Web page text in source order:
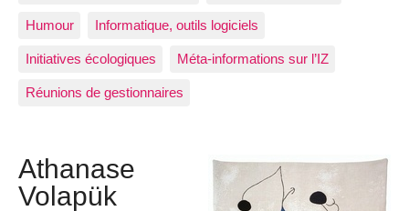
Humour Informatique, outils logiciels
Initiatives écologiques Méta-informations sur l’IZ
Réunions de gestionnaires
Athanase
Volapük